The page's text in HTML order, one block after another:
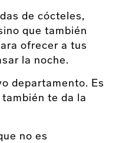
de cócteles,
que también
ofrecer a tus
la noche.
departamento. Es
te da la
no es